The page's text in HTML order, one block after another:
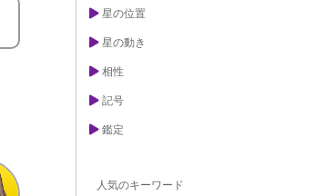
星の位置
星の動き
相性
記号
鑑定
人気のキーワード